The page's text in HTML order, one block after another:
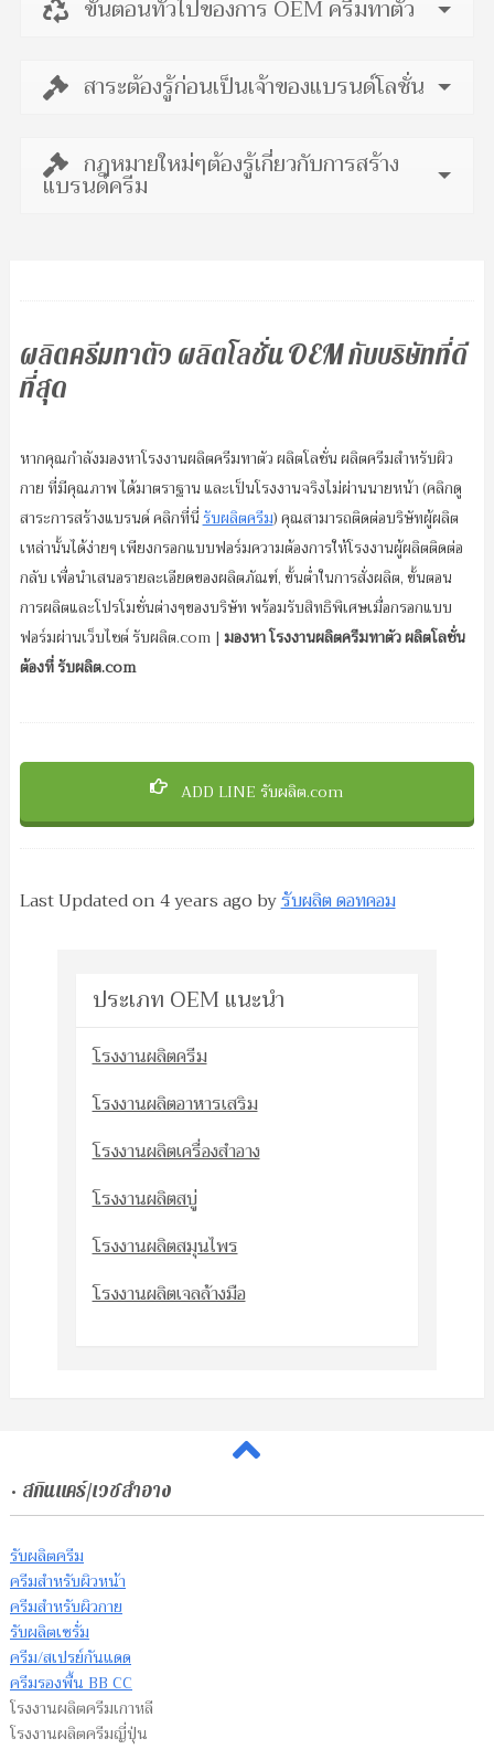
ขั้นตอนทั่วไปของการ OEM ครีมทาตัว
สาระต้องรู้ก่อนเป็นเจ้าของแบรนด์โลชั่น
กฎหมายใหม่ๆต้องรู้เกี่ยวกับการสร้าง
แบรนด์ครีม
ผลิตครีมทาตัว ผลิตโลชั่น OEM กับบริษัทที่ดี
ที่สุด
หากคุณกำลังมองหาโรงงานผลิตครีมทาตัว ผลิตโลชั่น ผลิตครีมสำหรับผิว
กาย ที่มีคุณภาพ ได้มาตราฐาน และเป็นโรงงานจริงไม่ผ่านนายหน้า (คลิกดู
สาระการสร้างแบรนด์ คลิกที่นี่รับผลิตครีม) คุณสามารถติดต่อบริษัทผู้ผลิต
เหล่านั้นได้ง่ายๆ เพียงกรอกแบบฟอร์มความต้องการให้โรงงานผู้ผลิตติดต่อ
กลับ เพื่อนำเสนอรายละเอียดของผลิตภัณฑ์, ขั้นต่ำในการสั่งผลิต, ขั้นตอน
การผลิตและโปรโมชั่นต่างๆของบริษัท พร้อมรับสิทธิพิเศษเมื่อกรอกแบบ
ฟอร์มผ่านเว็บไซต์ รับผลิต.com | มองหา โรงงานผลิตครีมทาตัว ผลิตโลชั่น
ต้องที่ รับผลิต.com
ADD LINE รับผลิต.com
Last Updated on4 years ago byรับผลิต ดอทคอม
ประเภท OEM แนะนำ
โรงงานผลิตครีม
โรงงานผลิตอาหารเสริม
โรงงานผลิตเครื่องสำอาง
โรงงานผลิตสบู่
โรงงานผลิตสมุนไพร
โรงงานผลิตเจลล้างมือ
• สกินแคร์/เวชสำอาง
รับผลิตครีม
ครีมสำหรับผิวหน้า
ครีมสำหรับผิวกาย
รับผลิตเซรั่ม
ครีม/สเปรย์กันแดด
ครีมรองพื้น BB CC
โรงงานผลิตครีมเกาหลี
โรงงานผลิตครีมญี่ปุ่น